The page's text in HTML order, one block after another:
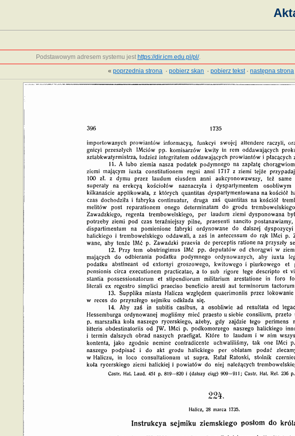
Podstawowym adresem systemu jest https://dir.icm.edu.pl/pl/.
«poprzednia strona ·pobierz skan ·pobierz tekst·następna strona